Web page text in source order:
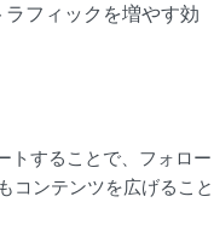
フィックを増やす効
トすることで、フォロー
コンテンツを広げること